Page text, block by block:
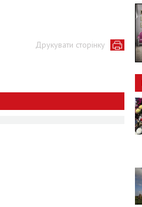
Друкувати сторінку